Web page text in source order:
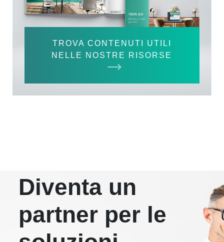
TROVA CONTENUTI UTILI
NELLE NOSTRE RISORSE
Diventa un
partner per le